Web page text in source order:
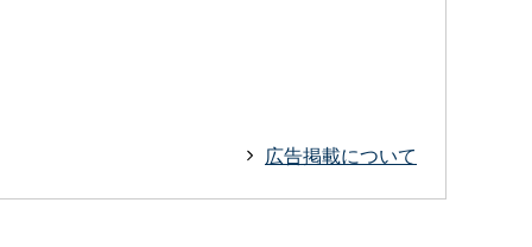
広告掲載について